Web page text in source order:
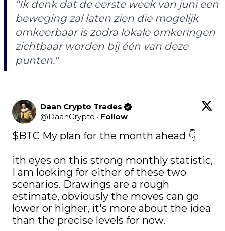
“Ik denk dat de eerste week van juni een
beweging zal laten zien die mogelijk
omkeerbaar is zodra lokale omkeringen
zichtbaar worden bij één van deze
punten."
Daan Crypto Trades
@DaanCrypto · Follow
$BTC My plan for the month ahead 👇
ith eyes on this strong monthly statistic,
I am looking for either of these two
scenarios. Drawings are a rough
estimate, obviously the moves can go
lower or higher, it's more about the idea
than the precise levels for now.